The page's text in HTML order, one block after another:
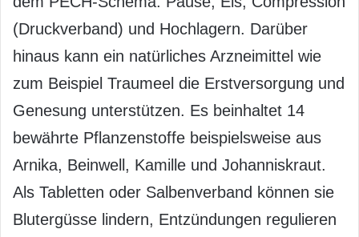
(Druckverband) und Hochlagern. Darüber
hinaus kann ein natürliches Arzneimittel wie
zum Beispiel Traumeel die Erstversorgung und
Genesung unterstützen. Es beinhaltet 14
bewährte Pflanzenstoffe beispielsweise aus
Arnika, Beinwell, Kamille und Johanniskraut.
Als Tabletten oder Salbenverband können sie
Blutergüsse lindern, Entzündungen regulieren